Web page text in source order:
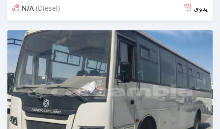
N/A (Diesel) يدوي
تم النشر منذ 5 أشهر مضت